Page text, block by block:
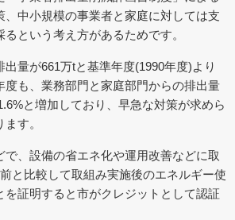
、中小規模の事業者と家庭に対しては支
という考え方があるためです。
出量が661万tと基準年度(1990年度)より
度も、業務部門と家庭部門からの排出量
と増加しており、早急な対策が求めら
す。
で、設備の省エネ化や運用改善などに取
と比較して取組み実施後のエネルギー使
を証明すると市がクレジットとして認証